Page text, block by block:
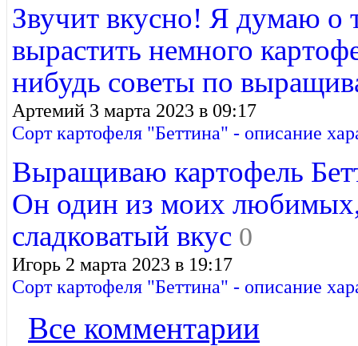
Звучит вкусно! Я думаю о
вырастить немного
нибудь советы по
Артемий 3 марта 2023 в 09:17
Сорт картофеля "Беттина" - описание
Выращиваю картофель
Он один из моих любимых,
сладковатый вкус 0
Игорь 2 марта 2023 в 19:17
Сорт картофеля "Беттина" - описание
Все комментарии